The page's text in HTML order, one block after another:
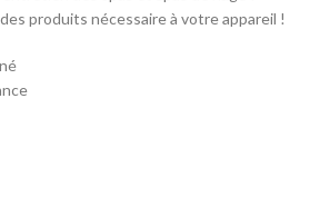
produits nécessaire à votre appareil !